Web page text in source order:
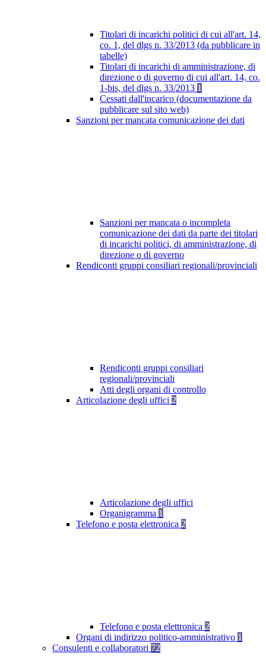
Titolari di incarichi politici di cui all'art. 14,
co. 1, del dlgs n. 33/2013 (da pubblicare in
tabelle)
Titolari di incarichi di amministrazione, di
direzione o di governo di cui all'art. 14, co.
1-bis, del dlgs n. 33/2013 1
Cessati dall'incarico (documentazione da
pubblicare sul sito web)
Sanzioni per mancata comunicazione dei dati
Sanzioni per mancata o incompleta
comunicazione dei dati da parte dei titolari
di incarichi politici, di amministrazione, di
direzione o di governo
Rendiconti gruppi consiliari regionali/provinciali
Rendiconti gruppi consiliari
regionali/provinciali
Atti degli organi di controllo
Articolazione degli uffici 2
Articolazione degli uffici
Organigramma 1
Telefono e posta elettronica 2
Telefono e posta elettronica 2
Organi di indirizzo politico-amministrativo 1
Consulenti e collaboratori 72